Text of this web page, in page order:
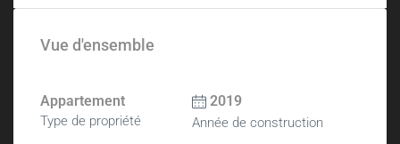
Vue d'ensemble
Appartement
Type de propriété
2019
Année de construction